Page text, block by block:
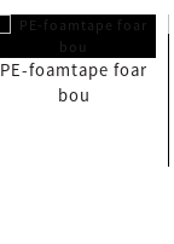
PE-foamtape foar
bou